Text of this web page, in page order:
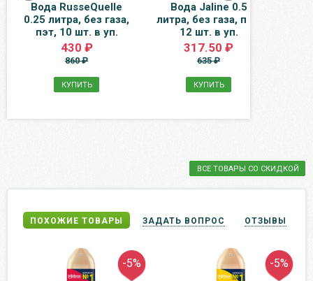
Вода RusseQuelle
0.25 литра, без газа,
пэт, 10 шт. в уп.
430 ₽
860 ₽
КУПИТЬ
Вода Jaline 0.5
литра, без газа, пэт,
12 шт. в уп.
317.50 ₽
635 ₽
КУПИТЬ
ВСЕ ТОВАРЫ СО СКИДКОЙ
ПОХОЖИЕ ТОВАРЫ ЗАДАТЬ ВОПРОС ОТЗЫВЫ
-5% -5%